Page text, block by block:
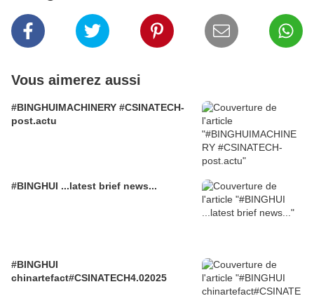
Vous aimerez aussi
#BINGHUIMACHINERY #CSINATECH-
post.actu
#BINGHUI ...latest brief news...
#BINGHUI
chinartefact#CSINATECH4.02025